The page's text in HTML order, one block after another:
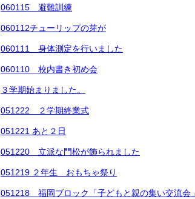
060115 避難訓練
060112チューリップの芽が
060111 身体測定を行いました
060110 校内書き初め会
３学期始まりました。
051222 ２学期終業式
051221 あと２日
051220 立派な門松が飾られました
051219 ２年生 おもちゃ祭り
051218 福岡ブロック「子どもと親の集い交流会」